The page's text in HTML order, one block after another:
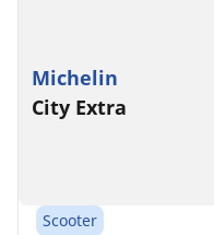
Michelin
City Extra
Scooter